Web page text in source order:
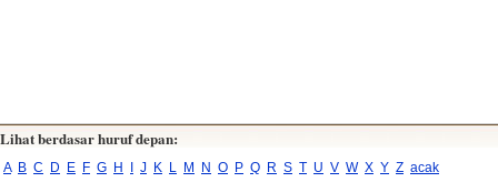
Lihat berdasar huruf depan:
A B C D E F G H I J K L M N O P Q R S T U V W X Y Z acak